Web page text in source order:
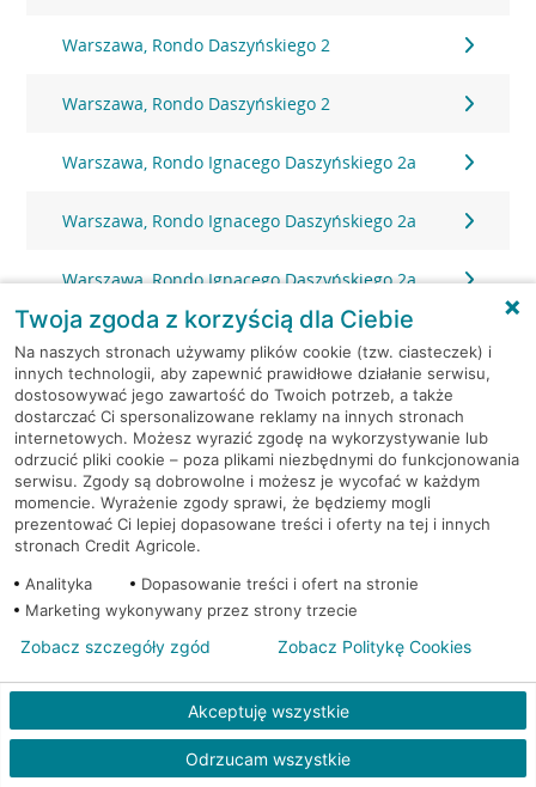
Warszawa, Rondo Daszyńskiego 2
Warszawa, Rondo Daszyńskiego 2
Warszawa, Rondo Ignacego Daszyńskiego 2a
Warszawa, Rondo Ignacego Daszyńskiego 2a
Warszawa, Rondo Ignacego Daszyńskiego 2a
Warszawa, Rzeczypospolitej 14
Warszawa, Sierpińskiego 1
Warszawa, Skarbka z Gór 116
Warszawa, Słomińskiego 7
Warszawa, Sokołowska 11
Warszawa, Solidarności 95
Warszawa, Stalowa 60/64
Twoja zgoda z korzyścią dla Ciebie
Na naszych stronach używamy plików cookie (tzw. ciasteczek) i
innych technologii, aby zapewnić prawidłowe działanie serwisu,
dostosowywać jego zawartość do Twoich potrzeb, a także
dostarczać Ci spersonalizowane reklamy na innych stronach
internetowych. Możesz wyrazić zgodę na wykorzystywanie lub
odrzucić pliki cookie – poza plikami niezbędnymi do funkcjonowania
serwisu. Zgody są dobrowolne i możesz je wycofać w każdym
momencie. Wyrażenie zgody sprawi, że będziemy mogli
prezentować Ci lepiej dopasowane treści i oferty na tej i innych
stronach Credit Agricole.
Analityka
Dopasowanie treści i ofert na stronie
Marketing wykonywany przez strony trzecie
Akceptuję wszystkie
Odrzucam wszystkie
Zobacz szczegóły zgód Zobacz Politykę Cookies